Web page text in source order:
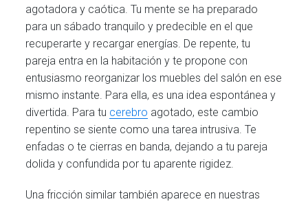
agotadora y caótica. Tu mente se ha preparado
para un sábado tranquilo y predecible en el que
recuperarte y recargar energías. De repente, tu
pareja entra en la habitación y te propone con
entusiasmo reorganizar los muebles del salón en ese
mismo instante. Para ella, es una idea espontánea y
divertida. Para tu cerebro agotado, este cambio
repentino se siente como una tarea intrusiva. Te
enfadas o te cierras en banda, dejando a tu pareja
dolida y confundida por tu aparente rigidez.
Una fricción similar también aparece en nuestras